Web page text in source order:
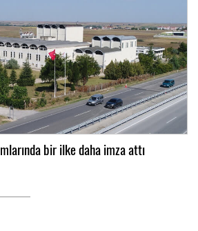
bir ilke daha imza attı